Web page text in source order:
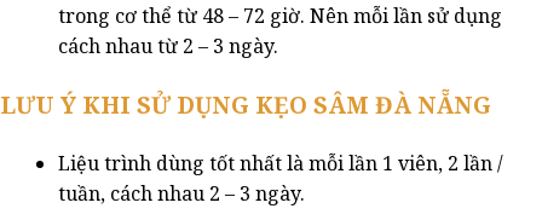
trong cơ thể từ 48 – 72 giờ. Nên mỗi lần sử dụng
cách nhau từ 2 – 3 ngày.
LƯU Ý KHI SỬ DỤNG KẸO SÂM ĐÀ NẴNG
Liệu trình dùng tốt nhất là mỗi lần 1 viên, 2 lần /
tuần, cách nhau 2 – 3 ngày.